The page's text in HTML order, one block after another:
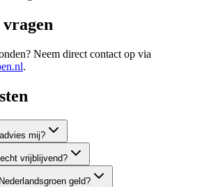
vragen
Neem direct contact op via
.
mij?
vrijblijvend?
geld?